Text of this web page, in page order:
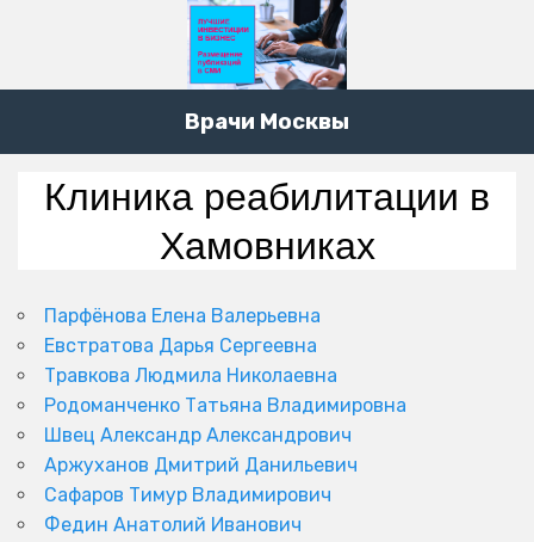
Врачи Москвы
Клиника реабилитации в
Хамовниках
Парфёнова Елена Валерьевна
Евстратова Дарья Сергеевна
Травкова Людмила Николаевна
Родоманченко Татьяна Владимировна
Швец Александр Александрович
Аржуханов Дмитрий Данильевич
Сафаров Тимур Владимирович
Федин Анатолий Иванович